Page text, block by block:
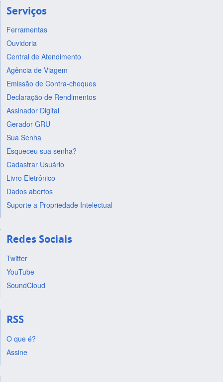
Serviços
Ferramentas
Ouvidoria
Central de Atendimento
Agência de Viagem
Emissão de Contra-cheques
Declaração de Rendimentos
Assinador Digital
Gerador GRU
Sua Senha
Esqueceu sua senha?
Cadastrar Usuário
Livro Eletrônico
Dados abertos
Suporte a Propriedade Intelectual
Redes Sociais
Twitter
YouTube
SoundCloud
RSS
O que é?
Assine